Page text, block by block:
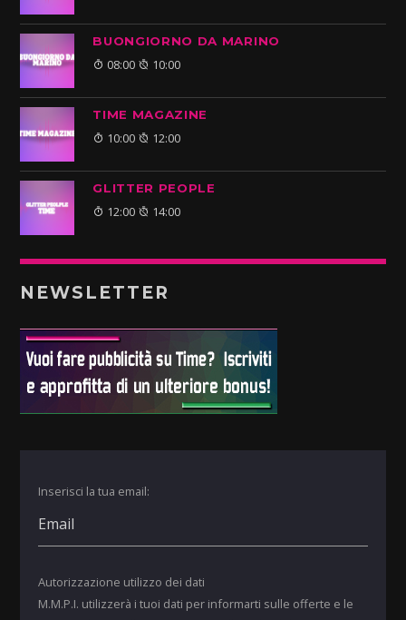
BUONGIORNO DA MARINO
08:00 10:00
TIME MAGAZINE
10:00 12:00
GLITTER PEOPLE
12:00 14:00
NEWSLETTER
Inserisci la tua email:
Autorizzazione utilizzo dei dati
M.M.P.I. utilizzerà i tuoi dati per informarti sulle offerte e le